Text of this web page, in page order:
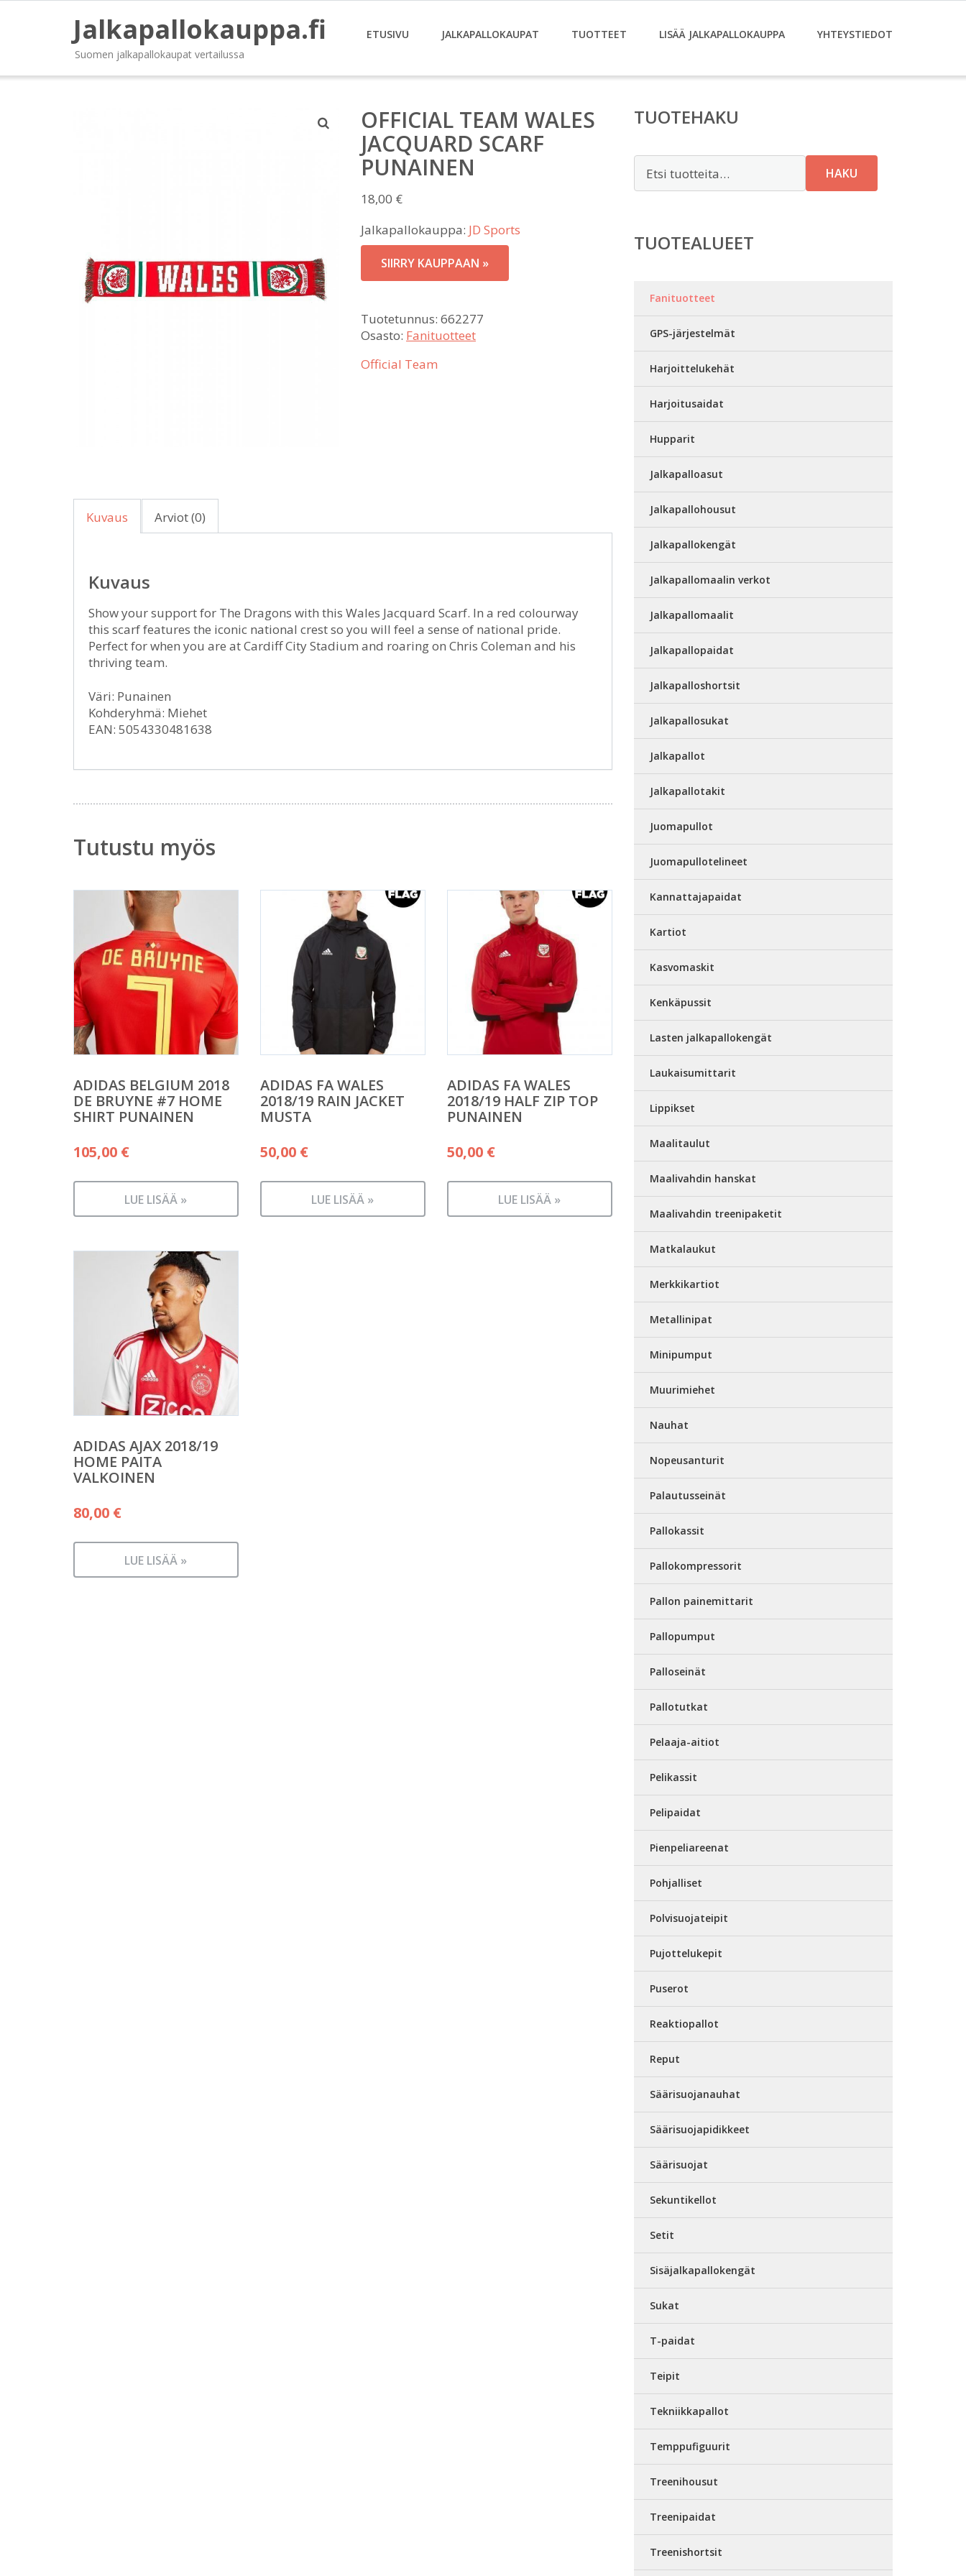
Jalkapallokauppa.fi
Suomen jalkapallokaupat vertailussa
ETUSIVU JALKAPALLOKAUPAT TUOTTEET LISÄÄ JALKAPALLOKAUPPA YHTEYSTIEDOT
OFFICIAL TEAM WALES
JACQUARD SCARF
PUNAINEN
18,00 €
Jalkapallokauppa: JD Sports
SIIRRY KAUPPAAN »
Tuotetunnus: 662277
Osasto: Fanituotteet
Official Team
Kuvaus Arviot (0)
Kuvaus
Show your support for The Dragons with this Wales Jacquard Scarf. In a red colourway
this scarf features the iconic national crest so you will feel a sense of national pride.
Perfect for when you are at Cardiff City Stadium and roaring on Chris Coleman and his
thriving team.
Väri: Punainen
Kohderyhmä: Miehet
EAN: 5054330481638
Tutustu myös
ADIDAS BELGIUM 2018
DE BRUYNE #7 HOME
SHIRT PUNAINEN
105,00 €
LUE LISÄÄ »
ADIDAS FA WALES
2018/19 RAIN JACKET
MUSTA
50,00 €
LUE LISÄÄ »
ADIDAS FA WALES
2018/19 HALF ZIP TOP
PUNAINEN
50,00 €
LUE LISÄÄ »
ADIDAS AJAX 2018/19
HOME PAITA
VALKOINEN
80,00 €
LUE LISÄÄ »
TUOTEHAKU
HAKU
TUOTEALUEET
Fanituotteet
GPS-järjestelmät
Harjoittelukehät
Harjoitusaidat
Hupparit
Jalkapalloasut
Jalkapallohousut
Jalkapallokengät
Jalkapallomaalin verkot
Jalkapallomaalit
Jalkapallopaidat
Jalkapalloshortsit
Jalkapallosukat
Jalkapallot
Jalkapallotakit
Juomapullot
Juomapullotelineet
Kannattajapaidat
Kartiot
Kasvomaskit
Kenkäpussit
Lasten jalkapallokengät
Laukaisumittarit
Lippikset
Maalitaulut
Maalivahdin hanskat
Maalivahdin treenipaketit
Matkalaukut
Merkkikartiot
Metallinipat
Minipumput
Muurimiehet
Nauhat
Nopeusanturit
Palautusseinät
Pallokassit
Pallokompressorit
Pallon painemittarit
Pallopumput
Palloseinät
Pallotutkat
Pelaaja-aitiot
Pelikassit
Pelipaidat
Pienpeliareenat
Pohjalliset
Polvisuojateipit
Pujottelukepit
Puserot
Reaktiopallot
Reput
Säärisuojanauhat
Säärisuojapidikkeet
Säärisuojat
Sekuntikellot
Setit
Sisäjalkapallokengät
Sukat
T-paidat
Teipit
Tekniikkapallot
Temppufiguurit
Treenihousut
Treenipaidat
Treenishortsit